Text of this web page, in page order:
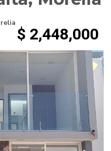
$ 2,448,000